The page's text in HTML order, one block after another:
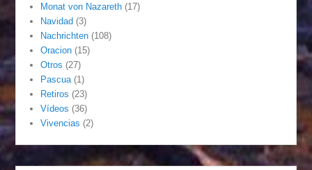
Monat von Nazareth (17)
Navidad (3)
Nachrichten (108)
Oracion (15)
Otros (27)
Pascua (1)
Retiros (23)
Vídeos (36)
Vivencias (2)